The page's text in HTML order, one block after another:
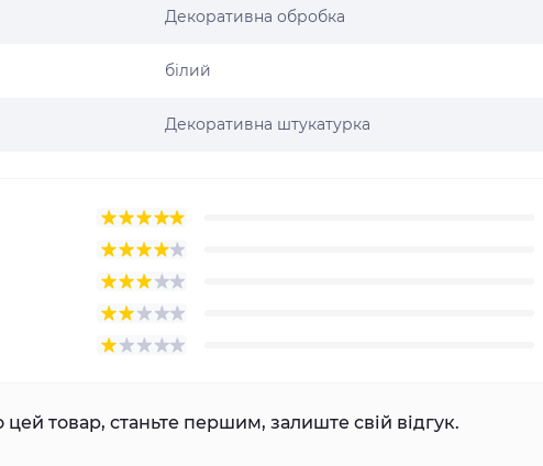
Декоративна обробка
білий
Декоративна штукатурка
цей товар, станьте першим, залиште свій відгук.